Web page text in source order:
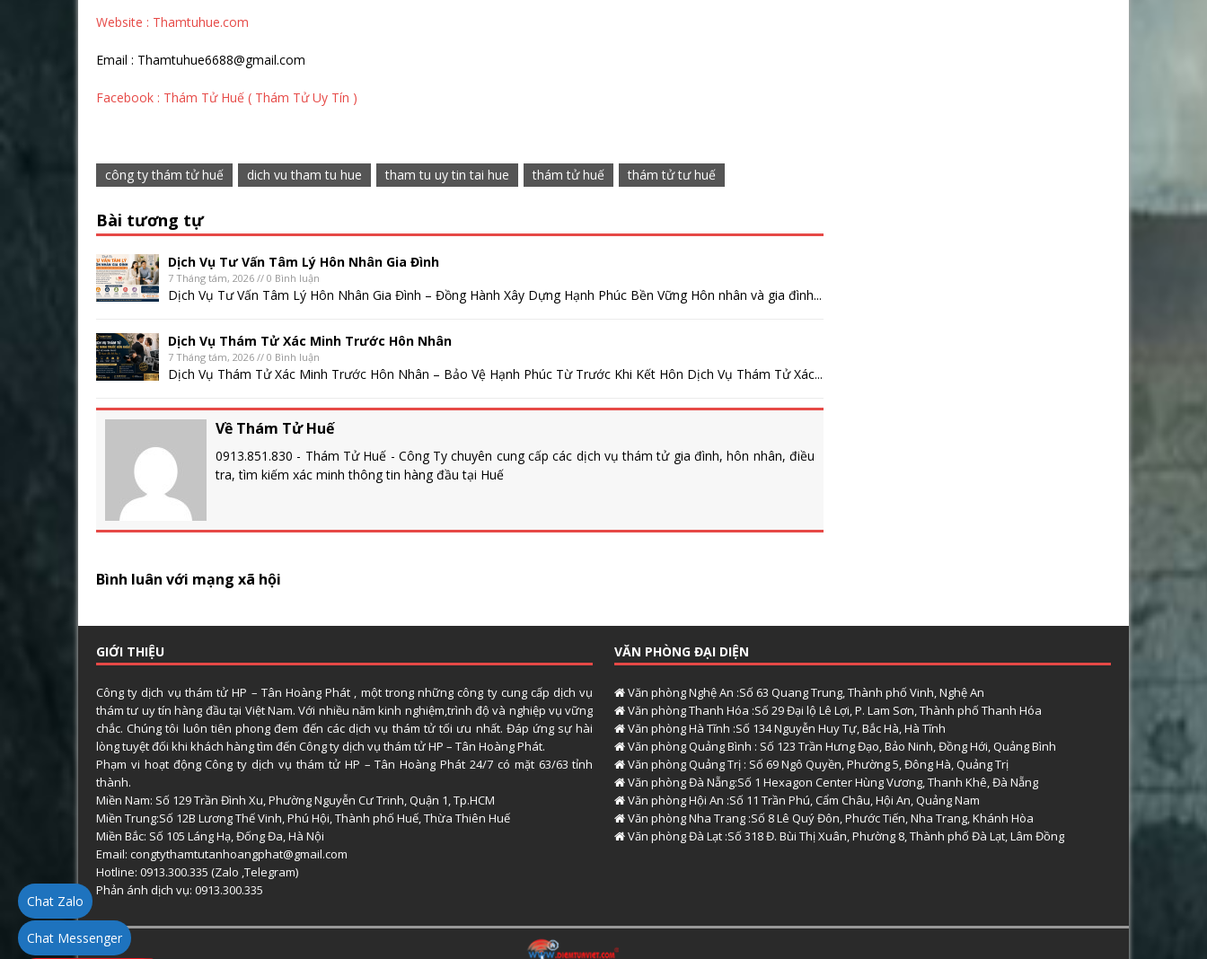
Website : Thamtuhue.com
Email : Thamtuhue6688@gmail.com
Facebook : Thám Tử Huế ( Thám Tử Uy Tín )
công ty thám tử huế dich vu tham tu hue tham tu uy tin tai hue thám tử huế thám tử tư huế
Bài tương tự
Dịch Vụ Tư Vấn Tâm Lý Hôn Nhân Gia Đình
7 Tháng tám, 2026 // 0 Bình luận
Dịch Vụ Tư Vấn Tâm Lý Hôn Nhân Gia Đình – Đồng Hành Xây Dựng Hạnh Phúc Bền Vững Hôn nhân và gia đình...
Dịch Vụ Thám Tử Xác Minh Trước Hôn Nhân
7 Tháng tám, 2026 // 0 Bình luận
Dịch Vụ Thám Tử Xác Minh Trước Hôn Nhân – Bảo Vệ Hạnh Phúc Từ Trước Khi Kết Hôn Dịch Vụ Thám Tử Xác...
Về Thám Tử Huế
0913.851.830 - Thám Tử Huế - Công Ty chuyên cung cấp các dịch vụ thám tử gia đình, hôn nhân, điều
tra, tìm kiếm xác minh thông tin hàng đầu tại Huế
Bình luân với mạng xã hội
GIỚI THIỆU
Công ty dịch vụ thám tử HP – Tân Hoàng Phát , một trong những công ty cung cấp dịch vụ
thám tư uy tín hàng đầu tại Việt Nam. Với nhiều năm kinh nghiệm,trình độ và nghiệp vụ vững
chắc. Chúng tôi luôn tiên phong đem đến các dịch vụ thám tử tối ưu nhất. Đáp ứng sự hài
lòng tuyệt đối khi khách hàng tìm đến Công ty dịch vụ thám tử HP – Tân Hoàng Phát.
Phạm vi hoạt động Công ty dịch vụ thám tử HP – Tân Hoàng Phát 24/7 có mặt 63/63 tỉnh
thành.
Miền Nam: Số 129 Trần Đình Xu, Phường Nguyễn Cư Trinh, Quận 1, Tp.HCM
Miền Trung:Số 12B Lương Thế Vinh, Phú Hội, Thành phố Huế, Thừa Thiên Huế
Miền Bắc: Số 105 Láng Hạ, Đống Đa, Hà Nội
Email: congtythamtutanhoangphat@gmail.com
Hotline: 0913.300.335 (Zalo ,Telegram)
Phản ánh dịch vụ: 0913.300.335
VĂN PHÒNG ĐẠI DIỆN
Văn phòng Nghệ An :Số 63 Quang Trung, Thành phố Vinh, Nghệ An
Văn phòng Thanh Hóa :Số 29 Đại lộ Lê Lợi, P. Lam Sơn, Thành phố Thanh Hóa
Văn phòng Hà Tĩnh :Số 134 Nguyễn Huy Tự, Bắc Hà, Hà Tĩnh
Văn phòng Quảng Bình : Số 123 Trần Hưng Đạo, Bảo Ninh, Đồng Hới, Quảng Bình
Văn phòng Quảng Trị : Số 69 Ngô Quyền, Phường 5, Đông Hà, Quảng Trị
Văn phòng Đà Nẵng:Số 1 Hexagon Center Hùng Vương, Thanh Khê, Đà Nẵng
Văn phòng Hội An :Số 11 Trần Phú, Cẩm Châu, Hội An, Quảng Nam
Văn phòng Nha Trang :Số 8 Lê Quý Đôn, Phước Tiến, Nha Trang, Khánh Hòa
Văn phòng Đà Lạt :Số 318 Đ. Bùi Thị Xuân, Phường 8, Thành phố Đà Lạt, Lâm Đồng
Chat Zalo
Chat Messenger